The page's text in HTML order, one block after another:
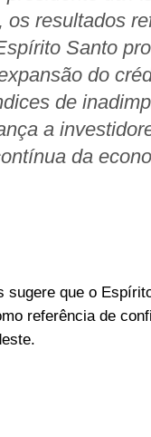
os resultados
Santo
do
de
a
da
sugere que o
referência de